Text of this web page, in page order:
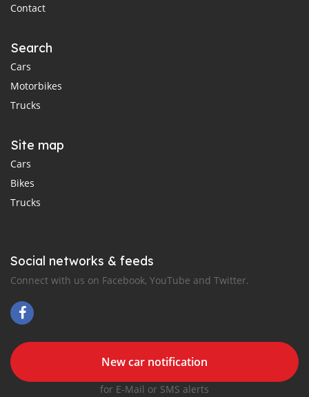
Contact
Search
Cars
Motorbikes
Trucks
Site map
Cars
Bikes
Trucks
Social networks & feeds
Connect with us on Facebook, YouTube and Twitter.
New car notification
for E-Mail or SMS alerts